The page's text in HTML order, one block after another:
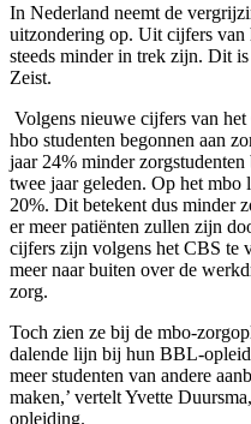
In Nederland neemt de
uitzondering op. Uit cijfers
steeds minder in trek zijn. Dit
Zeist.
Volgens nieuwe cijfers van
hbo studenten begonnen aan
jaar 24% minder
twee jaar geleden. Op het
20%. Dit betekent dus minder
er meer patiënten zullen zijn
cijfers zijn volgens het CBS te
meer naar buiten over de
zorg.
Toch zien ze bij de mbo-
dalende lijn bij hun BBL-
meer studenten van andere
maken,’ vertelt Yvette
opleiding.